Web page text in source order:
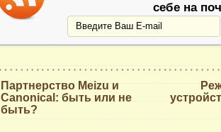
себе на
Партнерство Meizu и
Canonical: быть или не
быть?